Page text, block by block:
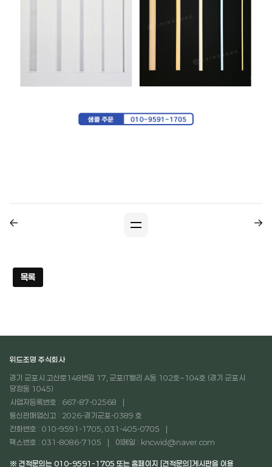
목록
위드조명 주식회사
경기 군포시 고산로148번길 17, 군포IT밸리 A동 102호~104호 (경기 군포시
당정동 1045)
사업자등록번호 : 667-87-02568
통신판매업신고 : 2026-경기군포-0389 호
전화번호 : 010-9591-1705, 031-405-0705
팩스번호 : 031-8086-7105
이메일 : kncwid@naver.com
※ 견적문의는 010-9591-1705 또는 홈페이지 [견적문의]게시판을 이용